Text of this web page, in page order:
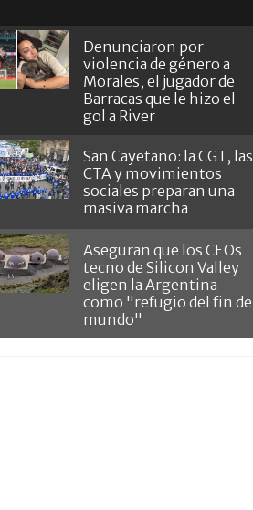
Denunciaron por
violencia de género a
Morales, el jugador de
Barracas que le hizo el
gol a River
San Cayetano: la CGT, las
CTA y movimientos
sociales preparan una
masiva marcha
Aseguran que los CEOs
tecno de Silicon Valley
eligen la Argentina
como "refugio del fin del
mundo"